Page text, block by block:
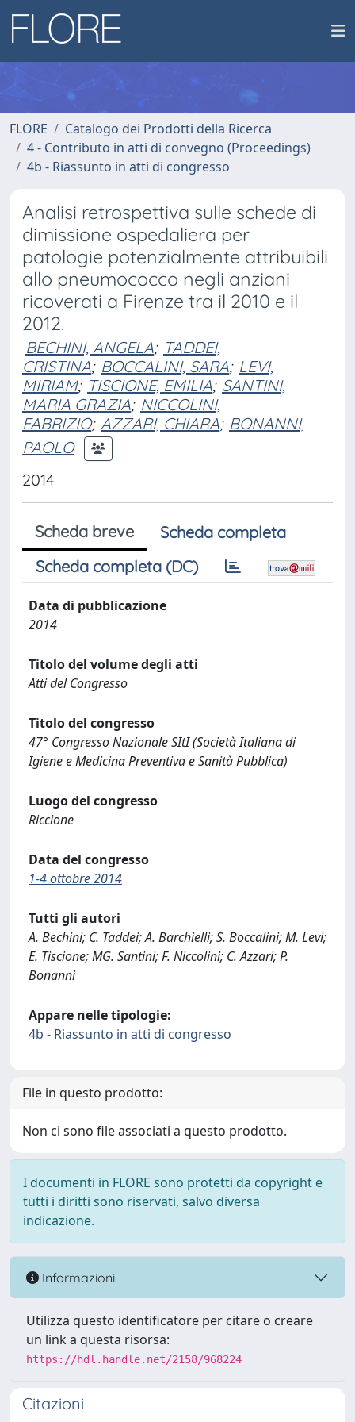
FLORE
Catalogo dei Prodotti della Ricerca
4 - Contributo in atti di convegno (Proceedings)
4b - Riassunto in atti di congresso
Analisi retrospettiva sulle schede di
dimissione ospedaliera per
patologie potenzialmente attribuibili
allo pneumococco negli anziani
ricoverati a Firenze tra il 2010 e il
2012.
BECHINI, ANGELA; TADDEI,
CRISTINA; BOCCALINI, SARA; LEVI,
MIRIAM; TISCIONE, EMILIA; SANTINI,
MARIA GRAZIA; NICCOLINI,
FABRIZIO; AZZARI, CHIARA; BONANNI,
PAOLO
2014
Scheda breve
Scheda completa
Scheda completa (DC)
Data di pubblicazione
2014
Titolo del volume degli atti
Atti del Congresso
Titolo del congresso
47° Congresso Nazionale SItI (Società Italiana di
Igiene e Medicina Preventiva e Sanità Pubblica)
Luogo del congresso
Riccione
Data del congresso
1-4 ottobre 2014
Tutti gli autori
A. Bechini; C. Taddei; A. Barchielli; S. Boccalini; M. Levi;
E. Tiscione; MG. Santini; F. Niccolini; C. Azzari; P.
Bonanni
Appare nelle tipologie:
4b - Riassunto in atti di congresso
File in questo prodotto:
Non ci sono file associati a questo prodotto.
I documenti in FLORE sono protetti da copyright e
tutti i diritti sono riservati, salvo diversa
indicazione.
Informazioni
Utilizza questo identificatore per citare o creare
un link a questa risorsa:
https://hdl.handle.net/2158/968224
Citazioni